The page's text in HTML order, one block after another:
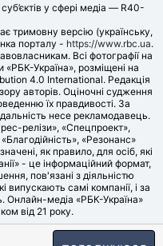
у сфері медіа — R40-
тримовну версію (українську,
порталу - https://www.rbc.ua.
Всі фотографії на
«РБК-Україна», розміщені на
4.0 International. Редакція
авторів. Оціночні судження
їх правдивості. За
несе рекламодавець.
релізи», «Спецпроект»,
«Резонанс»
як правило, для осіб, які
- це інформаційний формат,
пов'язані з діяльністю
випускають самі компанії, і за
Онлайн-медіа «РБК-Україна»
від 21 року.
2006-2026.